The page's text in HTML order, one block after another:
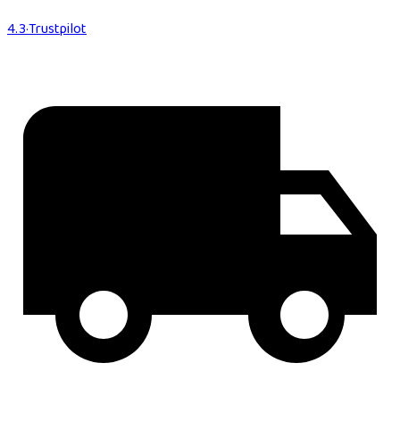
4.3·Trustpilot